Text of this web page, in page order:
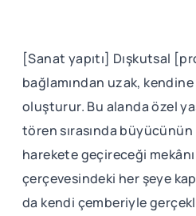
[Sanat yapıtı] Dışkutsal
bağlamından uzak,
oluşturur. Bu alanda özel
tören sırasında
harekete geçireceği mekânı
çerçevesindeki her şeye
da kendi çemberiyle